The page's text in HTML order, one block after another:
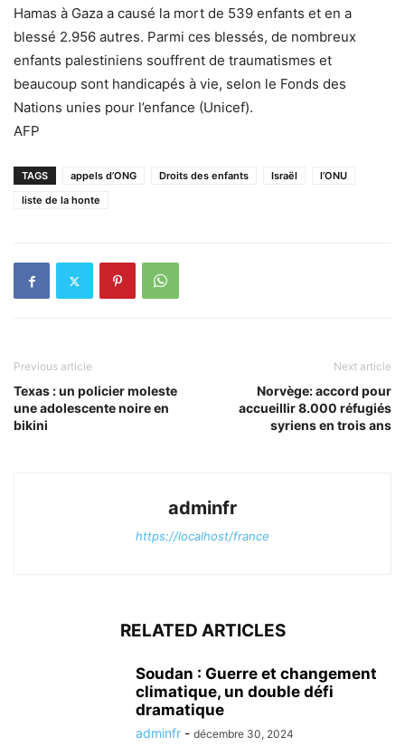
Hamas à Gaza a causé la mort de 539 enfants et en a
blessé 2.956 autres. Parmi ces blessés, de nombreux
enfants palestiniens souffrent de traumatismes et
beaucoup sont handicapés à vie, selon le Fonds des
Nations unies pour l’enfance (Unicef).
AFP
TAGS appels d’ONG Droits des enfants Israël
l’ONU
liste de la honte
Previous article
Texas : un policier moleste
une adolescente noire en
bikini
Next article
Norvège: accord pour
accueillir 8.000 réfugiés
syriens en trois ans
adminfr
https://localhost/france
RELATED ARTICLES
Soudan : Guerre et changement
climatique, un double défi
dramatique
adminfr - décembre 30, 2024